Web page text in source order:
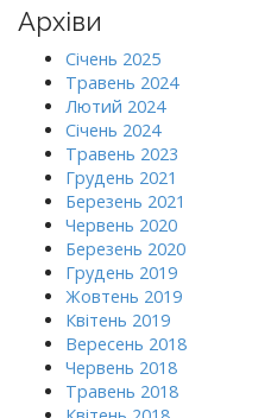
Архіви
Січень 2025
Травень 2024
Лютий 2024
Січень 2024
Травень 2023
Грудень 2021
Березень 2021
Червень 2020
Березень 2020
Грудень 2019
Жовтень 2019
Квітень 2019
Вересень 2018
Червень 2018
Травень 2018